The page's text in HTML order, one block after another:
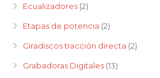
Ecualizadores (2)
Etapas de potencia (2)
Giradiscos tracción directa (2)
Grabadoras Digitales (13)